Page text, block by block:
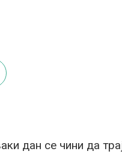
дан се чини да